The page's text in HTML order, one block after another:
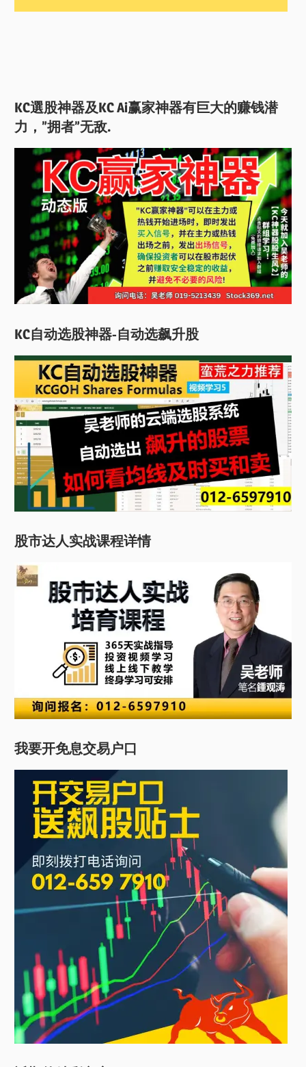
KC選股神器及KC Ai赢家神器有巨大的赚钱潜
力，”拥者”无敌.
KC自动选股神器-自动选飙升股
股市达人实战课程详情
我要开免息交易户口